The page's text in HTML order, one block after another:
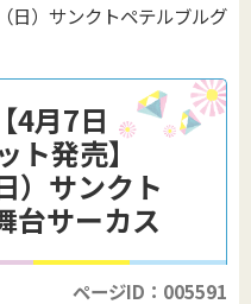
日）サンクトペテルブルグ
4月7日
ト発売】
）サンクト
台サーカス
ページID：005591